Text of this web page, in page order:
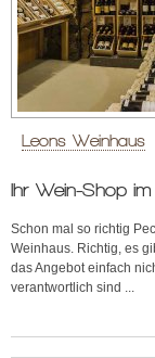
Leons Weinhaus
Ihr Wein-Shop
Schon mal so richtig
Weinhaus. Richtig, es
das Angebot einfach
verantwortlich sind ...